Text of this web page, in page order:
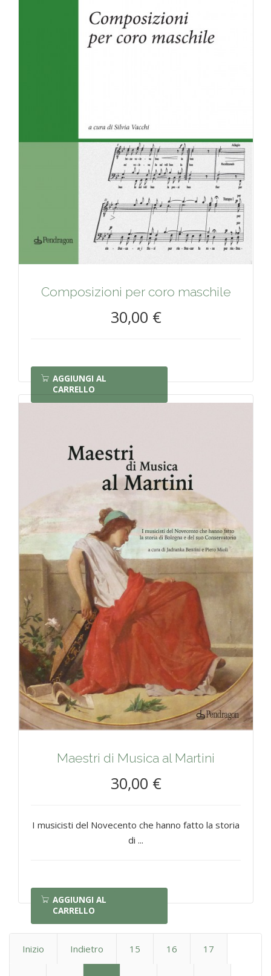
Composizioni per coro maschile
30,00 €
AGGIUNGI AL
CARRELLO
Maestri di Musica al Martini
30,00 €
I musicisti del Novecento che hanno fatto la storia
di ...
AGGIUNGI AL
CARRELLO
Inizio Indietro 15 16 17